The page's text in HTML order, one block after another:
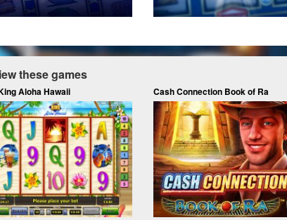
these games
Aloha Hawaii Cash Connection Book of Ra